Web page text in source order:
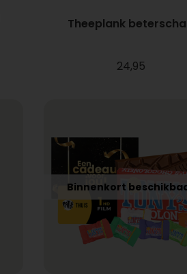
Theeplank
24,95
Binnenkort